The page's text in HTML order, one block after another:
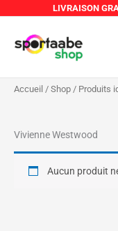
contenu
LIVRAISON
Accueil / Shop / Produits
Vivienne Westwood
Aucun produit